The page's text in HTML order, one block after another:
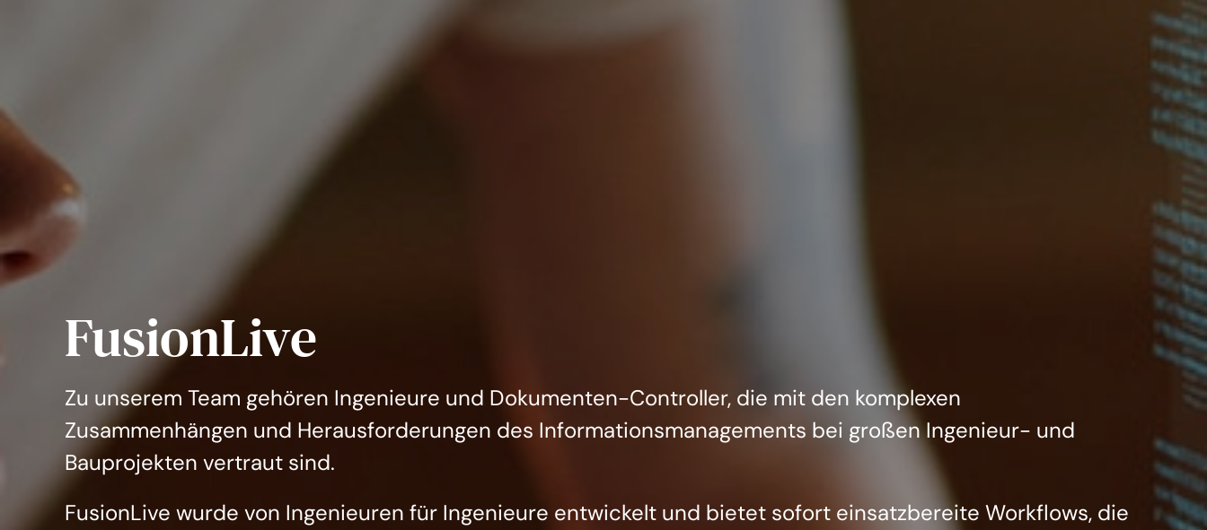
FusionLive
Zu unserem Team gehören Ingenieure und Dokumenten-Controller, die mit den komplexen
Zusammenhängen und Herausforderungen des Informationsmanagements bei großen Ingenieur- und
Bauprojekten vertraut sind.
FusionLive wurde von Ingenieuren für Ingenieure entwickelt und bietet sofort einsatzbereite Workflows, die